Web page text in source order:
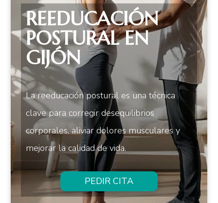
REEDUCACIÓN
POSTURAL EN
GIJÓN
La reeducación postural es una técnica
clave para corregir desequilibrios
corporales, aliviar dolores musculares y
mejorar la calidad de vida.
PEDIR CITA